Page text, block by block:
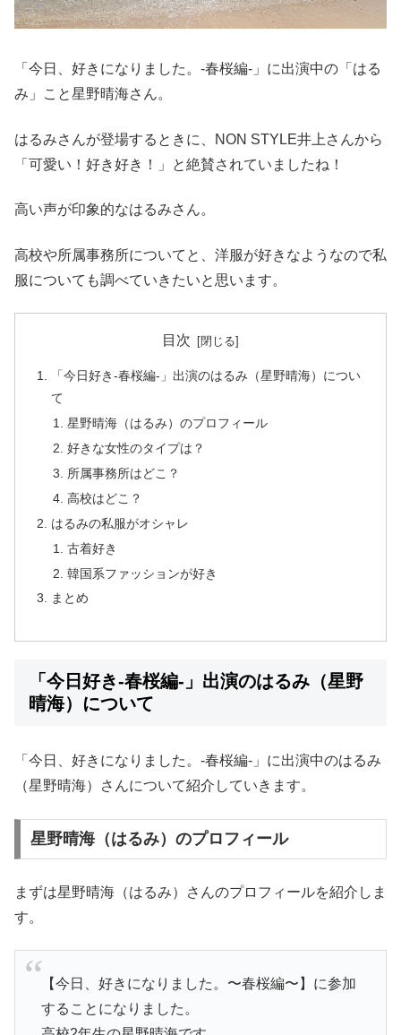
「今日、好きになりました。-春桜編-」に出演中の「はる
み」こと星野晴海さん。
はるみさんが登場するときに、NON STYLE井上さんから
「可愛い！好き好き！」と絶賛されていましたね！
高い声が印象的なはるみさん。
高校や所属事務所についてと、洋服が好きなようなので私
服についても調べていきたいと思います。
目次
「今日好き-春桜編-」出演のはるみ（星野晴海）につい
て
星野晴海（はるみ）のプロフィール
好きな女性のタイプは？
所属事務所はどこ？
高校はどこ？
はるみの私服がオシャレ
古着好き
韓国系ファッションが好き
まとめ
「今日好き-春桜編-」出演のはるみ（星野
晴海）について
「今日、好きになりました。-春桜編-」に出演中のはるみ
（星野晴海）さんについて紹介していきます。
星野晴海（はるみ）のプロフィール
まずは星野晴海（はるみ）さんのプロフィールを紹介しま
す。
【今日、好きになりました。〜春桜編〜】に参加
することになりました。